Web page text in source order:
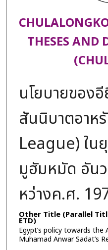
THESES AND
นโยบายของ
สันนิบาตอาห
League) ใน
มูฮัมหมัด อันว
หว่างค.ศ.
Other Title (Parallel
ETD)
Egypt’s policy towards
Muhamad Anwar Sadat’s